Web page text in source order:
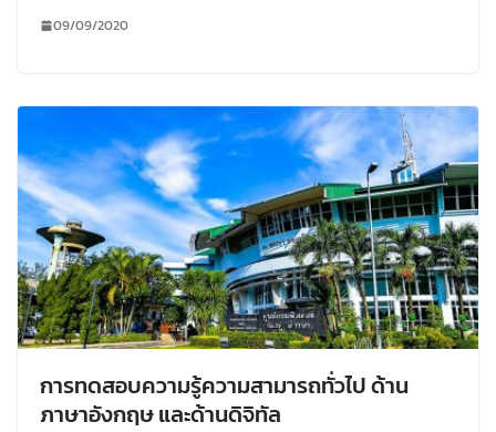
09/09/2020
การทดสอบความรู้ความสามารถทั่วไป ด้าน
ภาษาอังกฤษ และด้านดิจิทัล